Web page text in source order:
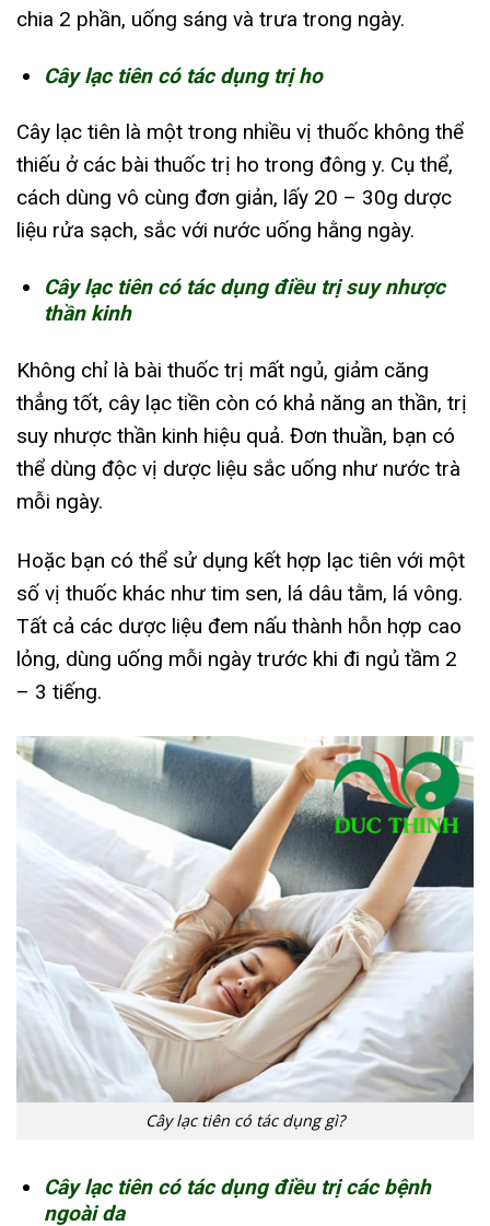
chia 2 phần, uống sáng và trưa trong ngày.
Cây lạc tiên có tác dụng trị ho
Cây lạc tiên là một trong nhiều vị thuốc không thể
thiếu ở các bài thuốc trị ho trong đông y. Cụ thể,
cách dùng vô cùng đơn giản, lấy 20 – 30g dược
liệu rửa sạch, sắc với nước uống hằng ngày.
Cây lạc tiên có tác dụng điều trị suy nhược
thần kinh
Không chỉ là bài thuốc trị mất ngủ, giảm căng
thẳng tốt, cây lạc tiền còn có khả năng an thần, trị
suy nhược thần kinh hiệu quả. Đơn thuần, bạn có
thể dùng độc vị dược liệu sắc uống như nước trà
mỗi ngày.
Hoặc bạn có thể sử dụng kết hợp lạc tiên với một
số vị thuốc khác như tim sen, lá dâu tằm, lá vông.
Tất cả các dược liệu đem nấu thành hỗn hợp cao
lỏng, dùng uống mỗi ngày trước khi đi ngủ tầm 2
– 3 tiếng.
Cây lạc tiên có tác dụng gì?
Cây lạc tiên có tác dụng điều trị các bệnh
ngoài da